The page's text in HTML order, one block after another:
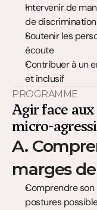
Intervenir de
de
Soutenir les
écoute
Contribuer à un
et inclusif
PROGRAMME
Agir face
micro-
A.
marges
Comprendre
postures